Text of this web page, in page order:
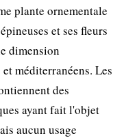
plante ornementale
et ses fleurs
dimension
méditerranéens. Les
des
ayant fait l'objet
aucun usage